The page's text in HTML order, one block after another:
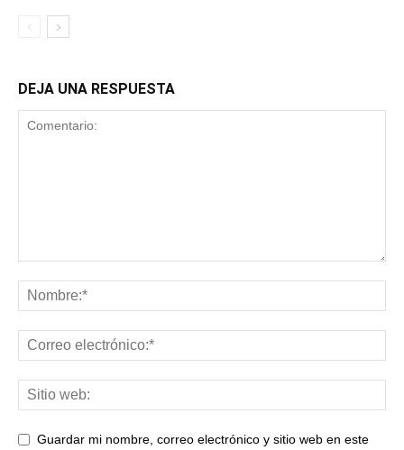
DEJA UNA RESPUESTA
Guardar mi nombre, correo electrónico y sitio web en este